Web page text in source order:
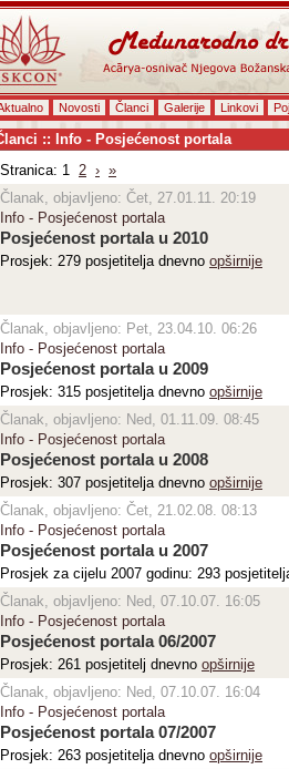
Novosti Članci Galerije Linkovi
:: Info - Posjećenost portala
Stranica: 1 2 › »
Članak, objavljeno: Čet, 27.01.11. 20:19
Info - Posjećenost portala
Posjećenost portala u 2010
Prosjek: 279 posjetitelja dnevno opširnije
Članak, objavljeno: Pet, 23.04.10. 06:26
Info - Posjećenost portala
Posjećenost portala u 2009
Prosjek: 315 posjetitelja dnevno opširnije
Članak, objavljeno: Ned, 01.11.09. 08:45
Info - Posjećenost portala
Posjećenost portala u 2008
Prosjek: 307 posjetitelja dnevno opširnije
Članak, objavljeno: Čet, 21.02.08. 08:13
Info - Posjećenost portala
Posjećenost portala u 2007
Prosjek za cijelu 2007 godinu: 293
Članak, objavljeno: Ned, 07.10.07. 16:05
Info - Posjećenost portala
Posjećenost portala 06/2007
Prosjek: 261 posjetitelj dnevno opširnije
Članak, objavljeno: Ned, 07.10.07. 16:04
Info - Posjećenost portala
Posjećenost portala 07/2007
Prosjek: 263 posjetitelja dnevno opširnije